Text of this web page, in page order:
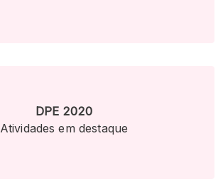
DPE 2020
Atividades em destaque